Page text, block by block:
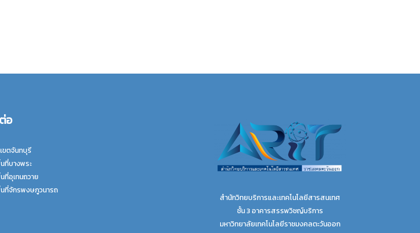
อ
ขตจันทบุรี
ที่บางพระ
ที่อุเทนถวาย
ที่จักรพงษภูวนารถ
สำนักวิทยบริการและเทคโนโลยีสารสนเทศ
ชั้น 3 อาคารสรรพวิชญ์บริการ
มหาวิทยาลัยเทคโนโลยีราชมงคลตะวันออก